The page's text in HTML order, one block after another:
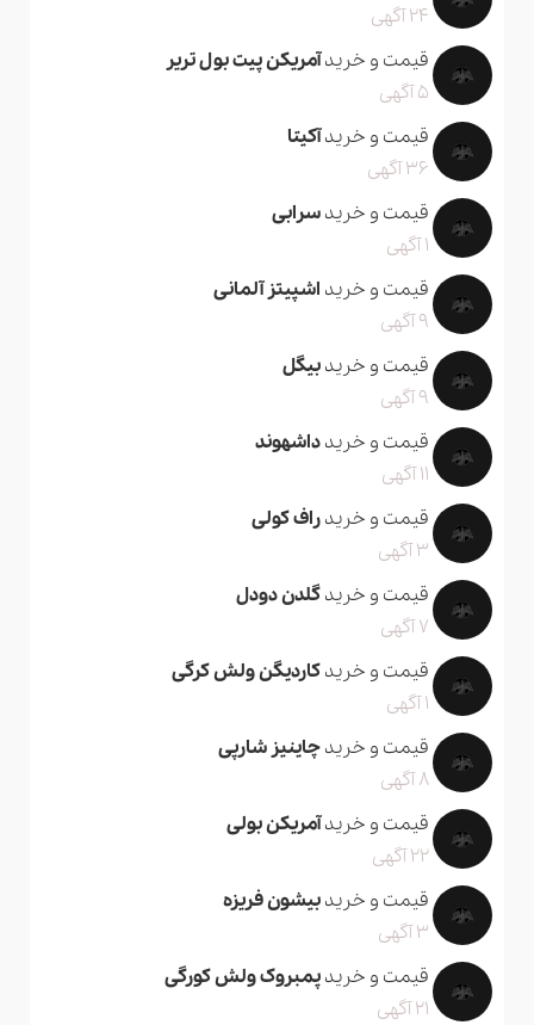
24 آگهی
قیمت و خریدآمریکن پیت بول تریر
5 آگهی
قیمت و خریدآکیتا
36 آگهی
قیمت و خریدسرابی
1 آگهی
قیمت و خرید اشپیتز آلمانی
9 آگهی
قیمت و خریدبیگل
9 آگهی
قیمت و خریدداشهوند
11 آگهی
قیمت و خریدراف کولی
3 آگهی
قیمت و خریدگلدن دودل
7 آگهی
قیمت و خریدکاردیگن ولش کرگی
1 آگهی
قیمت و خریدچاینیز شارپی
8 آگهی
قیمت و خریدآمریکن بولی
22 آگهی
قیمت و خریدبیشون فریزه
3 آگهی
قیمت و خریدپمبروک ولش کورگی
21 آگهی